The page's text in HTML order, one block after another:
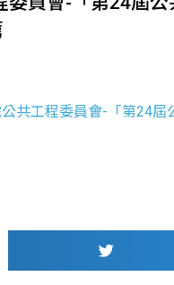
共工程委員會-「第24